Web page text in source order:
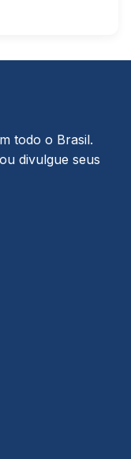
todo o Brasil.
divulgue seus